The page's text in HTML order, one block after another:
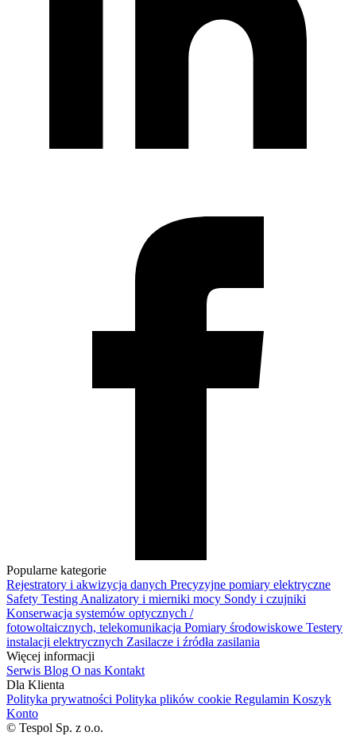
Popularne kategorie
Rejestratory i akwizycja danych Precyzyjne pomiary elektryczne
Safety Testing Analizatory i mierniki mocy Sondy i czujniki
Konserwacja systemów optycznych /
fotowoltaicznych, telekomunikacja Pomiary środowiskowe Testery
instalacji elektrycznych Zasilacze i źródła zasilania
Więcej informacji
Serwis Blog O nas Kontakt
Dla Klienta
Polityka prywatności Polityka plików cookie Regulamin Koszyk
Konto
© Tespol Sp. z o.o.